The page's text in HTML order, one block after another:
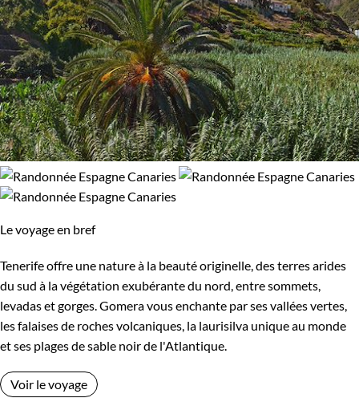
Le voyage en bref
Tenerife offre une nature à la beauté originelle, des terres arides
du sud à la végétation exubérante du nord, entre sommets,
levadas et gorges. Gomera vous enchante par ses vallées vertes,
les falaises de roches volcaniques, la laurisilva unique au monde
et ses plages de sable noir de l'Atlantique.
Voir le voyage